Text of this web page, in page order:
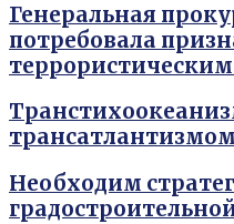
Генеральная
потребовала
трансатлантизмом
Необходим